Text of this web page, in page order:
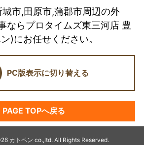
い業者選びの7つのポイント
市,田原市,蒲郡市周辺の外
ならプロタイムズ東三河店 豊
)にお任せください。
PC版表示に切り替える
PAGE TOPへ戻る
カトペン co.,ltd. All Rights Reserved.